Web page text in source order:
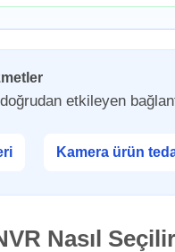
etkileyen
Kamera ürün
Nasıl